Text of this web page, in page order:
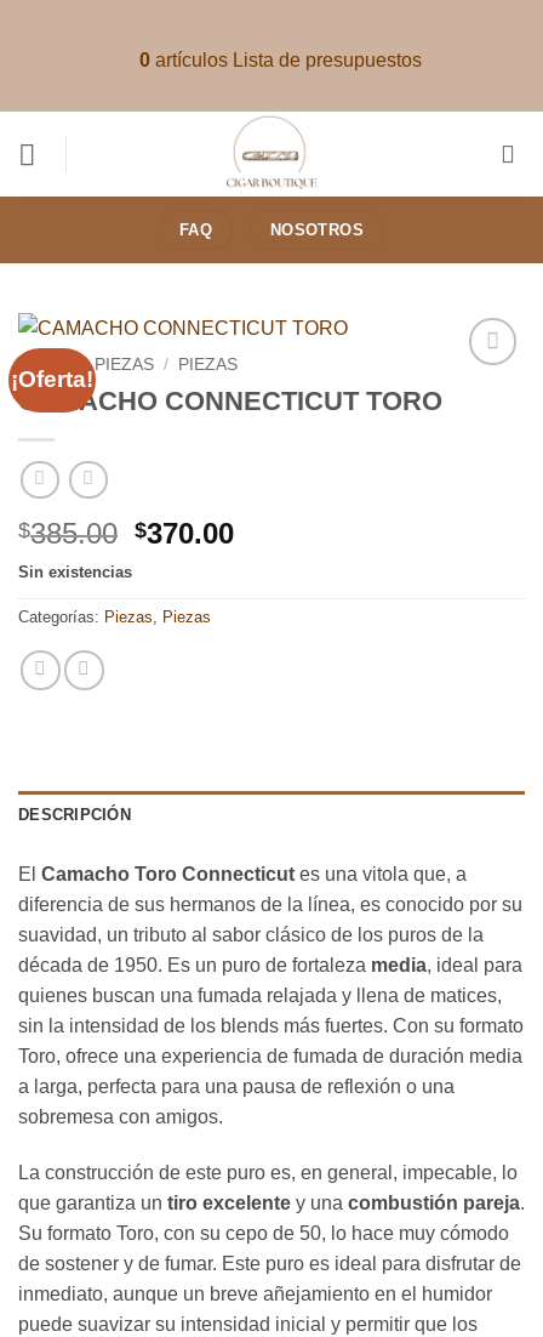
0artículos Lista de presupuestos
FAQ NOSOTROS
¡Oferta!
PIEZAS / PIEZAS
CAMACHO CONNECTICUT TORO
$385.00 El
original
era:
$370.00El
actual
Sin existencias
Categorías: Piezas Piezas
DESCRIPCIÓN
El Camacho Toro Connecticut es una vitola que, a
diferencia de sus hermanos de la línea, es conocido por su
suavidad, un tributo al sabor clásico de los puros de la
década de 1950. Es un puro de fortaleza media, ideal para
quienes buscan una fumada relajada y llena de matices,
sin la intensidad de los blends más fuertes. Con su formato
Toro, ofrece una experiencia de fumada de duración media
a larga, perfecta para una pausa de reflexión o una
sobremesa con amigos.
La construcción de este puro es, en general, impecable, lo
que garantiza un tiro excelente y una combustión pareja.
Su formato Toro, con su cepo de 50, lo hace muy cómodo
de sostener y de fumar. Este puro es ideal para disfrutar de
inmediato, aunque un breve añejamiento en el humidor
puede suavizar su intensidad inicial y permitir que los